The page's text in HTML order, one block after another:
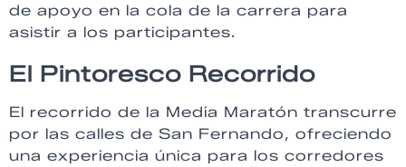
de apoyo en la cola de la carrera para
asistir a los participantes.
El Pintoresco Recorrido
El recorrido de la Media Maratón transcurre
por las calles de San Fernando, ofreciendo
una experiencia única para los corredores